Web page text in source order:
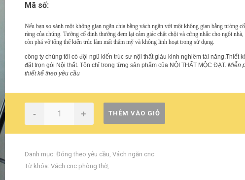
Mã số:
Nếu bạn so sánh một không gian ngăn chia bằng vách ngăn với một không gian bằng tường
ràng của chúng. Tường cố định thường đem lại cảm giác chật chội và cứng nhắc cho ngôi
còn phá vỡ tổng thể kiến trúc làm mất thẩm mỹ và không linh hoạt trong sử dụng.
công ty chúng tôi có đội ngũ kiến trúc sư nội thất giàu kinh nghiêm tài năng.Thiết
đặt trọn gói Nội thất. Tôn chỉ trong từng sản phẩm của NỘI THẤT MỘC ĐẠT. Miễn
thiết kế theo yêu cầu
- + THÊM VÀO GIỎ
Danh mục: Đóng theo yêu cầu, Vách ngăn cnc
Từ khóa: Vách cnc phòng thờ,